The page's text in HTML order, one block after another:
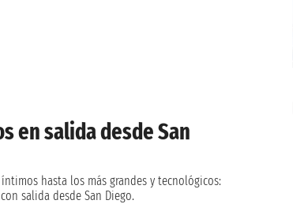
en salida desde San
hasta los más grandes y tecnológicos:
salida desde San Diego.